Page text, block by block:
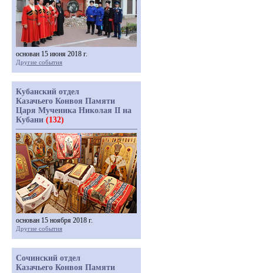
основан 15 июня 2018 г.
Другие события
Кубанский отдел
Казачьего Конвоя Памяти
Царя Мученика Николая II на
Кубани (132)
основан 15 ноября 2018 г.
Другие события
Сочинский отдел
Казачьего Конвоя Памяти